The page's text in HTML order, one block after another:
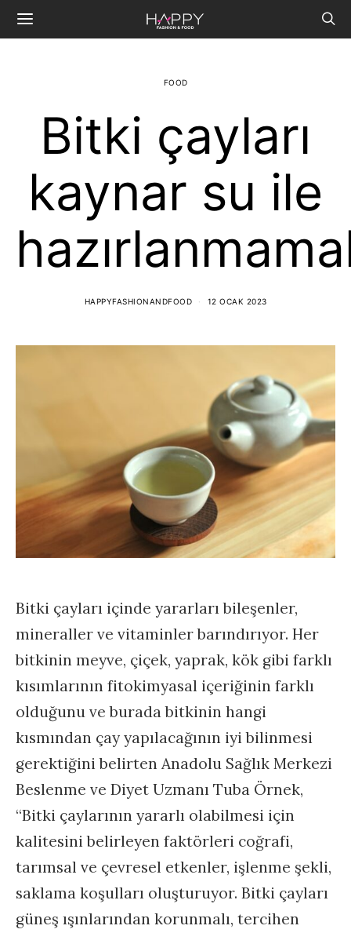
FOOD
Bitki çayları
kaynar su ile
HAPPYFASHIONANDFOOD 12 OCAK 2023
Bitki çayları içinde yararları bileşenler,
mineraller ve vitaminler barındırıyor. Her
bitkinin meyve, çiçek, yaprak, kök gibi farklı
kısımlarının fitokimyasal içeriğinin farklı
olduğunu ve burada bitkinin hangi
kısmından çay yapılacağının iyi bilinmesi
gerektiğini belirten Anadolu Sağlık Merkezi
Beslenme ve Diyet Uzmanı Tuba Örnek,
“Bitki çaylarının yararlı olabilmesi için
kalitesini belirleyen faktörleri coğrafi,
tarımsal ve çevresel etkenler, işlenme şekli,
saklama koşulları oluşturuyor. Bitki çayları
güneş ışınlarından korunmalı, tercihen